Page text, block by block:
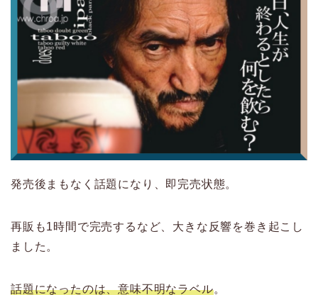
発売後まもなく話題になり、即完売状態。
再販も1時間で完売するなど、大きな反響を巻き起こし
ました。
話題になったのは、意味不明なラベル。